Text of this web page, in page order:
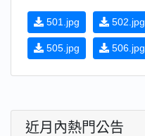
501.jpg 502.jpg
505.jpg 506.jpg
近月內熱門公告